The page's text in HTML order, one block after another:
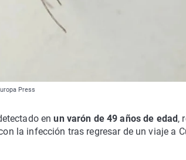
Press
enun varón de 49 años de edad ,
la infección tras regresar de un viaje a